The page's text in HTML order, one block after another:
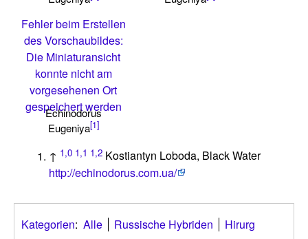
Fehler beim Erstellen
des Vorschaubildes:
Die Miniaturansicht
konnte nicht am
vorgesehenen Ort
gespeichert werden
Echinodorus
Eugeniya[1]
↑ 1,0 1,1 1,2 Kostiantyn Loboda, Black Water
http://echinodorus.com.ua/
Kategorien: Alle Russische Hybriden Hirurg